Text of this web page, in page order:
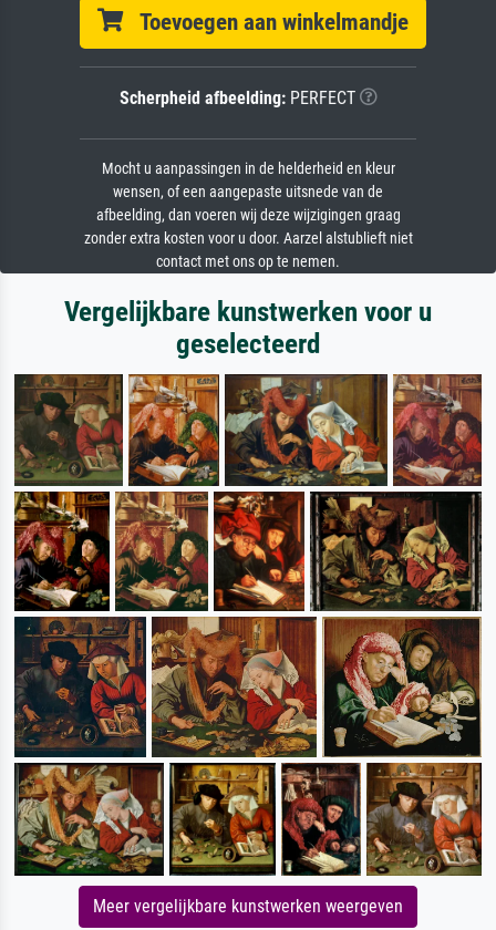
Toevoegen aan winkelmandje
Scherpheid afbeelding:PERFECT
Mocht u aanpassingen in de helderheid en kleur
wensen, of een aangepaste uitsnede van de
afbeelding, dan voeren wij deze wijzigingen graag
zonder extra kosten voor u door. Aarzel alstublieft niet
contact met ons op te nemen.
Vergelijkbare kunstwerken voor u
geselecteerd
Meer vergelijkbare kunstwerken weergeven